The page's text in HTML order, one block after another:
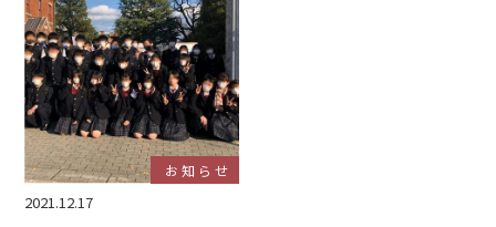
お知らせ
2021.12.17